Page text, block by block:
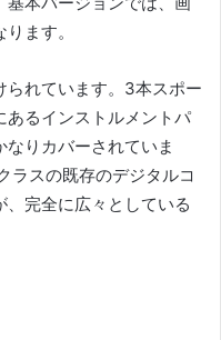
ます。
れています。 3本スポー
あるインストルメントパ
りカバーされていま
ラスの既存のデジタルコ
完全に広々としている